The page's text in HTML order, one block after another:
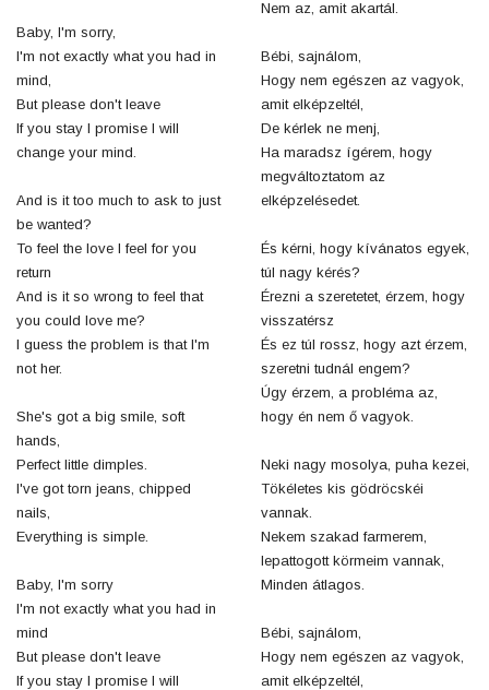
Baby, I'm sorry,
I'm not exactly what you had in
mind,
But please don't leave
If you stay I promise I will
change your mind.
And is it too much to ask to just
be wanted?
To feel the love I feel for you
return
And is it so wrong to feel that
you could love me?
I guess the problem is that I'm
not her.
She's got a big smile, soft
hands,
Perfect little dimples.
I've got torn jeans, chipped
nails,
Everything is simple.
Baby, I'm sorry
I'm not exactly what you had in
mind
But please don't leave
If you stay I promise I will
Nem az, amit akartál.
Bébi, sajnálom,
Hogy nem egészen az vagyok,
amit elképzeltél,
De kérlek ne menj,
Ha maradsz ígérem, hogy
megváltoztatom az
elképzelésedet.
És kérni, hogy kívánatos egyek,
túl nagy kérés?
Érezni a szeretetet, érzem, hogy
visszatérsz
És ez túl rossz, hogy azt érzem,
szeretni tudnál engem?
Úgy érzem, a probléma az,
hogy én nem ő vagyok.
Neki nagy mosolya, puha kezei,
Tökéletes kis gödröcskéi
vannak.
Nekem szakad farmerem,
lepattogott körmeim vannak,
Minden átlagos.
Bébi, sajnálom,
Hogy nem egészen az vagyok,
amit elképzeltél,